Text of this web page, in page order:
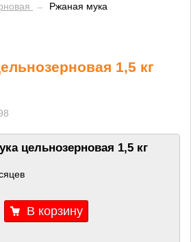
→
Ржаная мука
1,5 кг
цельнозерновая 1,5 кг